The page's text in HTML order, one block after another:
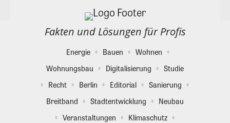
Fakten und Lösungen für Profis
Energie Bauen
Wohnen
Wohnungsbau
Digitalisierung
Studie
Recht
Berlin Editorial
Sanierung
Breitband
Stadtentwicklung
Neubau
Veranstaltungen
Klimaschutz